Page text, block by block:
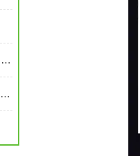
有效祛除10吨PE水箱内的青苔的方法
15吨塑料储罐规格尺寸 塑料储罐供货商